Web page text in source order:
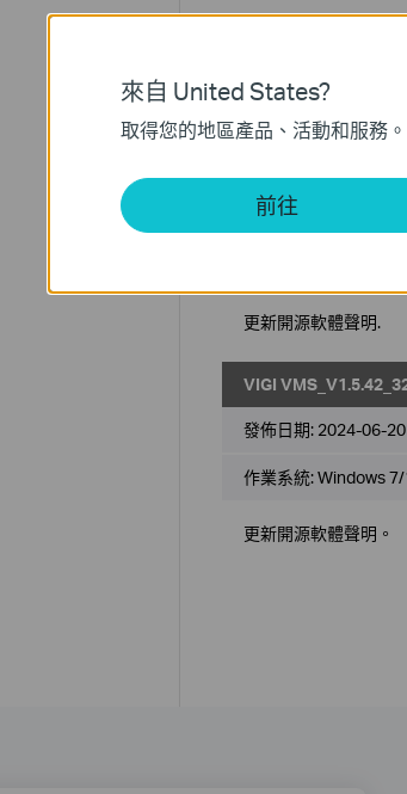
VIGI VMS is a
from multiple sites in
發佈日期:
更新開源軟體聲明.
VIGI
發佈日期: 2024-06-20
作業系統: Windows
更新開源軟體聲明。
來自 United States?
取得您的地區產品、活動和服務。
前往